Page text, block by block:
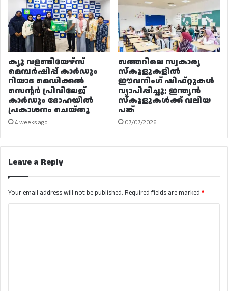
ക്യു വളണ്ടിയേഴ്‌സ്
മെമ്പർഷിപ്പ് കാർഡും
റിയാദ മെഡിക്കൽ
സെന്റർ പ്രിവിലേജ്
കാർഡും ദോഹയിൽ
പ്രകാശനം ചെയ്തു
4 weeks ago
ഖത്തറിലെ സ്വകാര്യ
സ്കൂളുകളിൽ
ഈവനിംഗ് ഷിഫ്റ്റുകൾ
വ്യാപിപ്പിച്ചു; ഇന്ത്യൻ
സ്കൂളുകൾക്ക് വലിയ
പങ്ക്
07/07/2026
Leave a Reply
Your email address will not be published. Required fields are marked *